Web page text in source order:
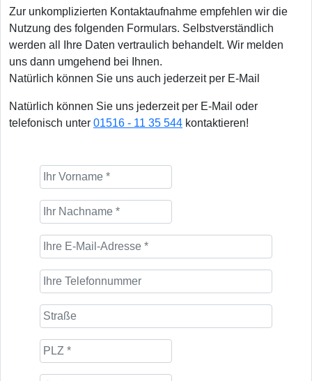
Zur unkomplizierten Kontaktaufnahme empfehlen wir die
Nutzung des folgenden Formulars. Selbstverständlich
werden all Ihre Daten vertraulich behandelt. Wir melden
uns dann umgehend bei Ihnen.
Natürlich können Sie uns auch jederzeit per E-Mail
Natürlich können Sie uns jederzeit per E-Mail oder
telefonisch unter 01516 - 11 35 544 kontaktieren!